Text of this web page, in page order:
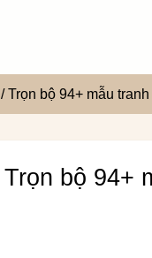
/Trọn bộ 94+ mẫu
Trọn bộ 94+